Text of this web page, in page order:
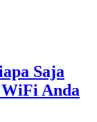
Saja
Anda